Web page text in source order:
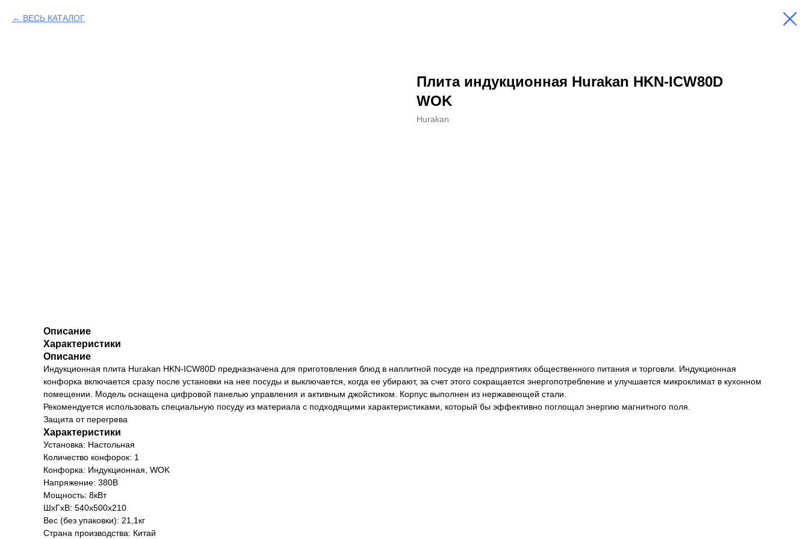
ВЕСЬ КАТАЛОГ
Плита индукционная Hurakan HKN-ICW80D
WOK
Hurakan
Описание
Характеристики
Описание
Индукционная плита Hurakan HKN-ICW80D предназначена для приготовления блюд в наплитной посуде на предприятиях общественного питания и торговли. Индукционная
конфорка включается сразу после установки на нее посуды и выключается, когда ее убирают, за счет этого сокращается энергопотребление и улучшается микроклимат в кухонном
помещении. Модель оснащена цифровой панелью управления и активным джойстиком. Корпус выполнен из нержавеющей стали.
Рекомендуется использовать специальную посуду из материала с подходящими характеристиками, который бы эффективно поглощал энергию магнитного поля.
Защита от перегрева
Характеристики
Установка: Настольная
Количество конфорок: 1
Конфорка: Индукционная, WOK
Напряжение: 380В
Мощность: 8кВт
ШхГхВ: 540х500х210
Вес (без упаковки): 21,1кг
Страна производства: Китай